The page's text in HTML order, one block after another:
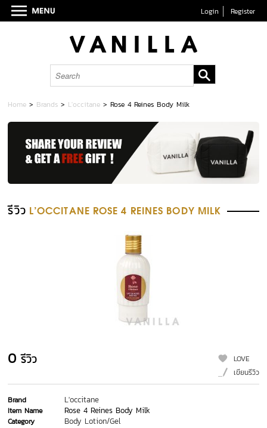
Login Register
Home > Brands > L'occitane >Rose 4 Reines Body Milk
รีวิว L'OCCITANE ROSE 4 REINES BODY MILK
0 รีวิว
LOVE
เขียนรีวิว
Brand L'occitane
Item Name Rose 4 Reines Body Milk
Category Body Lotion/Gel